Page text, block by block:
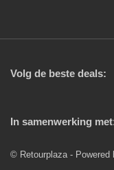
Volg de beste deals:
In samenwerking
© Retourplaza - Powered